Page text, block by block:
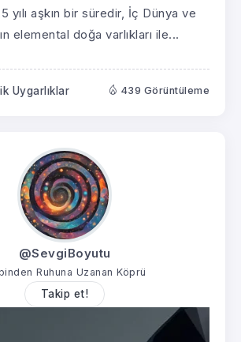
yılı aşkın bir süredir, İç Dünya ve
elemental doğa varlıkları ile...
Uygarlıklar 439 Görüntüleme
@SevgiBoyutu
Ruhuna Uzanan Köprü
Takip et!